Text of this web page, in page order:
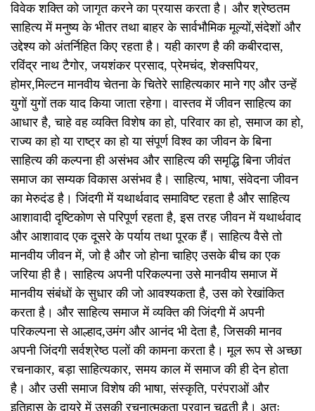
विवेक शक्ति को जागृत करने का प्रयास करता है। और श्रेष्ठतम
साहित्य में मनुष्य के भीतर तथा बाहर के सार्वभौमिक मूल्यों,संदेशों और
उद्देश्य को अंतर्निहित किए रहता है। यही कारण है की कबीरदास,
रविंद्र नाथ टैगोर, जयशंकर प्रसाद, प्रेमचंद, शेक्सपियर,
होमर,मिल्टन मानवीय चेतना के चितेरे साहित्यकार माने गए और उन्हें
युगों युगों तक याद किया जाता रहेगा। वास्तव में जीवन साहित्य का
आधार है, चाहे वह व्यक्ति विशेष का हो, परिवार का हो, समाज का हो,
राज्य का हो या राष्ट्र का हो या संपूर्ण विश्व का जीवन के बिना
साहित्य की कल्पना ही असंभव और साहित्य की समृद्धि बिना जीवंत
समाज का सम्यक विकास असंभव है। साहित्य, भाषा, संवेदना जीवन
का मेरुदंड है। जिंदगी में यथार्थवाद समाविष्ट रहता है और साहित्य
आशावादी दृष्टिकोण से परिपूर्ण रहता है, इस तरह जीवन में यथार्थवाद
और आशावाद एक दूसरे के पर्याय तथा पूरक हैं। साहित्य वैसे तो
मानवीय जीवन में, जो है और जो होना चाहिए उसके बीच का एक
जरिया ही है। साहित्य अपनी परिकल्पना उसे मानवीय समाज में
मानवीय संबंधों के सुधार की जो आवश्यकता है, उस को रेखांकित
करता है। और साहित्य समाज में व्यक्ति की जिंदगी में अपनी
परिकल्पना से आल्हाद,उमंग और आनंद भी देता है, जिसकी मानव
अपनी जिंदगी सर्वश्रेष्ठ पलों की कामना करता है। मूल रूप से अच्छा
रचनाकार, बड़ा साहित्यकार, समय काल में समाज की ही देन होता
है। और उसी समाज विशेष की भाषा, संस्कृति, परंपराओं और
इतिहास के दायरे में उसकी रचनात्मकता परवान चढ़ती है। अतः